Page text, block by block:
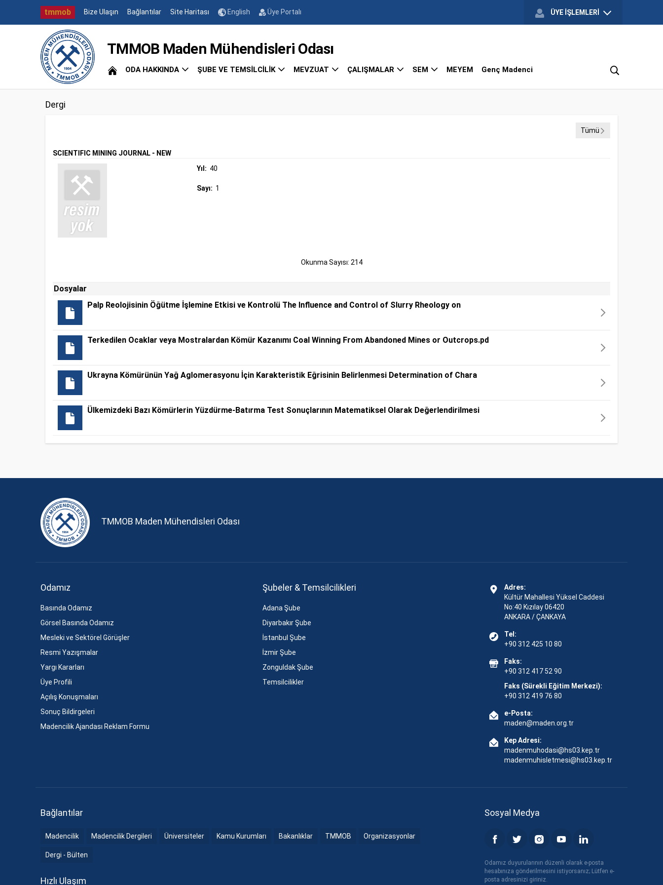
tmmob Bize Ulaşın Bağlantılar Site Haritası English Üye Portalı ÜYE İŞLEMLERİ
TMMOB Maden Mühendisleri Odası
ODA HAKKINDA ŞUBE VE TEMSİLCİLİK MEVZUAT ÇALIŞMALAR SEM MEYEM Genç Madenci
Dergi
Tümü
SCIENTIFIC MINING JOURNAL - NEW
Yıl: 40
Sayı: 1
Okunma Sayısı: 214
Dosyalar
Palp Reolojisinin Öğütme İşlemine Etkisi ve Kontrolü The Influence and Control of Slurry Rheology on
Terkedilen Ocaklar veya Mostralardan Kömür Kazanımı Coal Winning From Abandoned Mines or Outcrops.pd
Ukrayna Kömürünün Yağ Aglomerasyonu İçin Karakteristik Eğrisinin Belirlenmesi Determination of Chara
Ülkemizdeki Bazı Kömürlerin Yüzdürme-Batırma Test Sonuçlarının Matematiksel Olarak Değerlendirilmesi
TMMOB Maden Mühendisleri Odası
Odamız
Basında Odamız
Görsel Basında Odamız
Mesleki ve Sektörel Görüşler
Resmi Yazışmalar
Yargı Kararları
Üye Profili
Açılış Konuşmaları
Sonuç Bildirgeleri
Madencilik Ajandası Reklam Formu
Şubeler & Temsilcilikleri
Adana Şube
Diyarbakır Şube
İstanbul Şube
İzmir Şube
Zonguldak Şube
Temsilcilikler
Adres:
Kültür Mahallesi Yüksel Caddesi
No:40 Kızılay 06420
ANKARA / ÇANKAYA
Tel:
+90 312 425 10 80
Faks:
+90 312 417 52 90
Faks (Sürekli Eğitim Merkezi):
+90 312 419 76 80
e-Posta:
maden@maden.org.tr
Kep Adresi:
madenmuhodasi@hs03.kep.tr
madenmuhisletmesi@hs03.kep.tr
Bağlantılar
Madencilik Madencilik Dergileri Üniversiteler Kamu Kurumları Bakanlıklar TMMOB Organizasyonlar
Dergi - Bülten
Hızlı Ulaşım
Sosyal Medya
Odamız duyurularının düzenli olarak e-posta
hesabınıza gönderilmesini istiyorsanız; Lütfen e-
posta adresinizi giriniz.